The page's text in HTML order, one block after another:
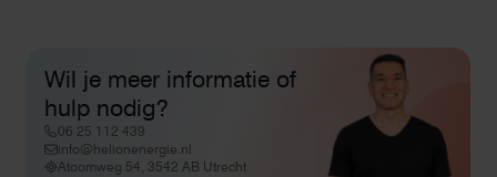
Wil je meer informatie of
hulp nodig?
06 25 112 439
info@helionenergie.nl
Atoomweg 54, 3542 AB Utrecht